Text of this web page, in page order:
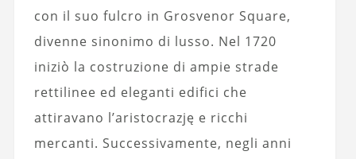
con il suo fulcro in Grosvenor Square,
divenne sinonimo di lusso. Nel 1720
iniziò la costruzione di ampie strade
rettilinee ed eleganti edifici che
attiravano l’aristocrazję e ricchi
mercanti. Successivamente, negli anni